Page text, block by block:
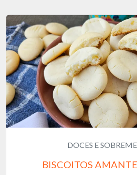
DOCES E
BISCOITOS